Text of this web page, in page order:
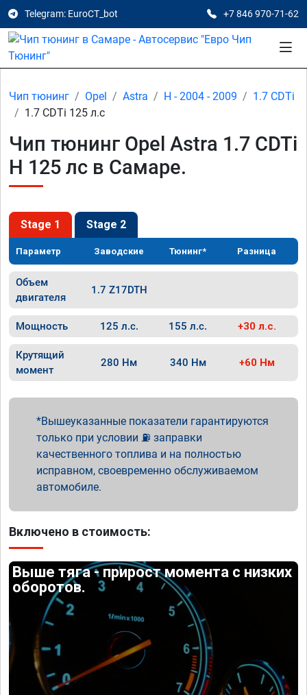
Telegram: EuroCT_bot +7 846 970-71-62
Чип тюнинг Opel Astra H - 2004 - 2009
1.7 CDTi
1.7 CDTi 125 л.с
Чип тюнинг Opel Astra 1.7 CDTi
H 125 лс в Самаре.
Stage 1 Stage 2
Параметр Заводские Тюнинг* Разница
Объем
двигателя
1.7 Z17DTH
Мощность 125 л.с. 155 л.с. +30 л.с.
Крутящий
момент
280 Нм 340 Нм +60 Нм
Вышеуказанные показатели гарантируются
только при условии ⛽ заправки
качественного топлива и на полностью
исправном, своевременно обслуживаемом
автомобиле.
Включено в стоимость:
Выше тяга - прирост момента с низких
оборотов.